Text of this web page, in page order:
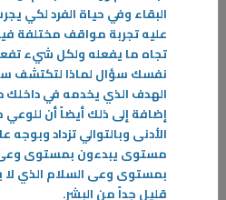
البقاء وفي حياة الفرد لكي
عليه تجربة مواقف مختلفة
تجاه ما يفعله ولكل شيء
نفسك سؤال لماذا لتكتشف
الهدف الذي يخدمه في
إضافة إلى ذلك أيضاً أن للوعي
الأدنى وبالتوالي تزداد
مستوى يبدءون بمستوى وعى
بمستوى وعى السلام الذي
قليل جداً من البشر.